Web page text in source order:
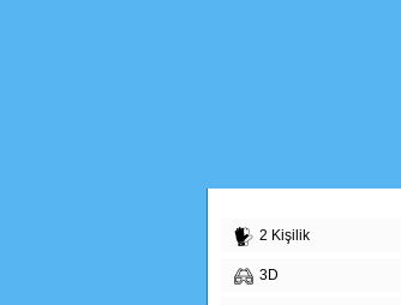
2 Kişilik
3D